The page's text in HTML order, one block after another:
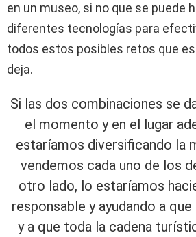
en un museo, si no que se puede
diferentes tecnologías para
todos estos posibles retos que
deja.
Si las dos combinaciones se
el momento y en el lugar
estaríamos diversificando la
vendemos cada uno de los
otro lado, lo estaríamos
responsable y ayudando a
y a que toda la cadena